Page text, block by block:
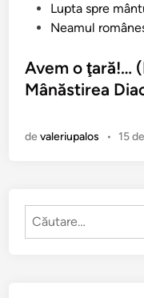
l
i
t
Lupta spre
Neamul
Avem o ţară!…
Mânăstirea
devaleriupalos • 15
Caută